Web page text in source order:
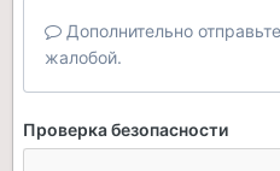
Дополнительно
жалобой.
Проверка безопасности